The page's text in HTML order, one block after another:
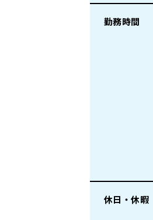
勤務時間
休日・休暇